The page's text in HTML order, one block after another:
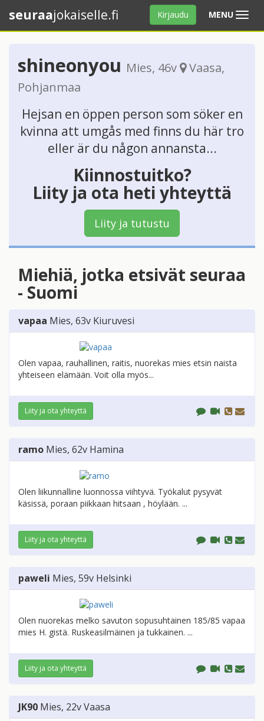
MENU Avaa
valikko
seuraajokaiselle.fi Kirjaudu
shineonyou Mies, 46v Vaasa,
Pohjanmaa
Hejsan en öppen person som söker en
kvinna att umgås med finns du här tro
eller är du någon annansta...
Kiinnostuitko?
Liity ja ota heti yhteyttä
Liity ja tutustu
Miehiä, jotka etsivät seuraa
- Suomi
vapaa Mies, 63v Kiuruvesi
Olen vapaa, rauhallinen, raitis, nuorekas mies etsin naista
yhteiseen elämään. Voit olla myös...
Liity ja ota yhteyttä
ramo Mies, 62v Hamina
Olen liikunnalline luonnossa viihtyvä. Työkalut pysyvät
käsissä, poraan piikkaan hitsaan , höylään. ...
Liity ja ota yhteyttä
paweli Mies, 59v Helsinki
Olen nuorekas melko savuton sopusuhtainen 185/85 vapaa
mies H. gistä. Ruskeasilmäinen ja tukkainen. ...
Liity ja ota yhteyttä
JK90 Mies, 22vVaasa